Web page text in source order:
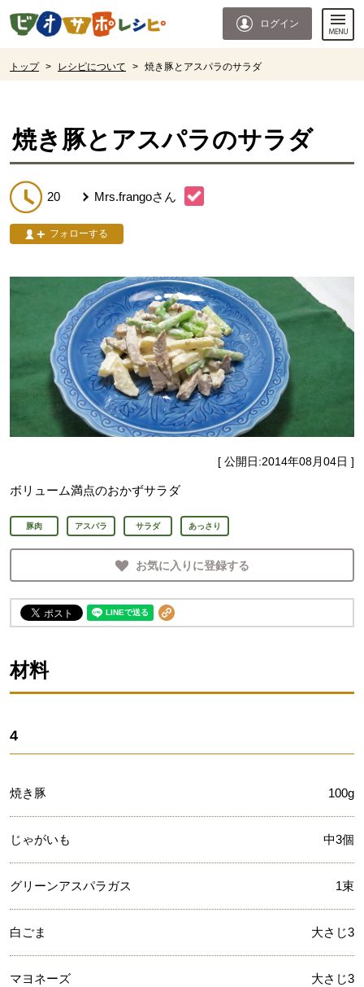
ページの先頭です。
ログイン
トップ > レシピについて > 焼き豚とアスパラのサラダ
焼き豚とアスパラのサラダ
20 Mrs.frangoさん
フォローする
[ 公開日:2014年08月04日 ]
ボリューム満点のおかずサラダ
豚肉 アスパラ サラダ あっさり
お気に入りに登録する
材料
4
焼き豚 100g
じゃがいも 中3個
グリーンアスパラガス 1束
白ごま 大さじ3
マヨネーズ 大さじ3